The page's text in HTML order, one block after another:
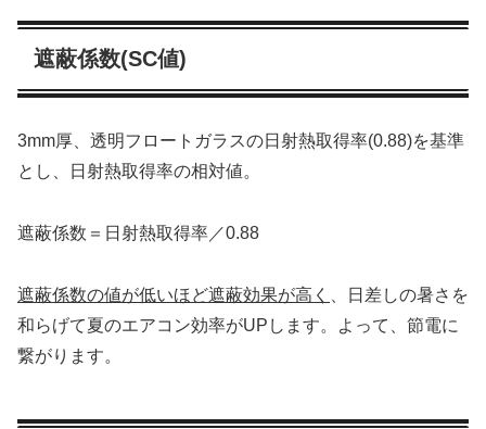
遮蔽係数(SC値)
3mm厚、透明フロートガラスの日射熱取得率(0.88)を基準
とし、日射熱取得率の相対値。
遮蔽係数＝日射熱取得率／0.88
遮蔽係数の値が低いほど遮蔽効果が高く
、日差しの暑さを
和らげて夏のエアコン効率がUPします。よって、節電に
繋がります。